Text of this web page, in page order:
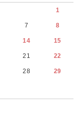
1
7 8
14 15
21 22
28 29